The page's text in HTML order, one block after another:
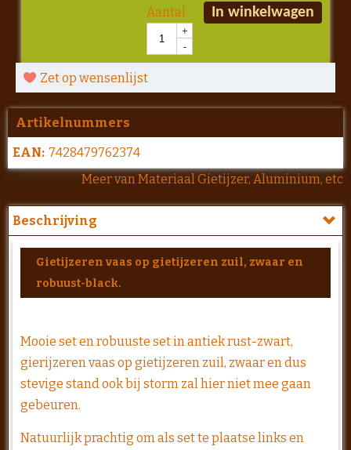
Aantal
+
-
In winkelwagen
Zet op wensenlijst
Artikelnummers
EAN: 7428479762374
Meer van Materiaal Gietijzer, Aluminium, etc
Beschrijving
Gietijzeren vaas op gietijzeren zuil, zwaar en
robuust-black.
Mooie set en robuuste set in antiek rust-zwart,
gierijzeren vaas op gietijzeren zuil, zwaar en dus
stevige stand ook bij storm zal hier niet mee gaan
gebeuren.
Natuurlijk prachtig om als set te plaatse links en